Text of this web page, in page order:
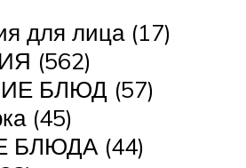
для лица (17)
(562)
БЛЮД (57)
(45)
БЛЮДА (44)